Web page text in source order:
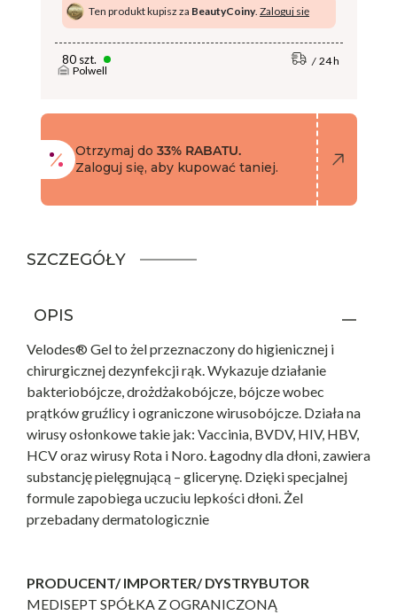
Ten produkt kupisz za BeautyCoiny. Zaloguj się
80 szt.
Polwell
24 h
Otrzymaj do 33% RABATU.
Zaloguj się, aby kupować taniej.
SZCZEGÓŁY
OPIS
Velodes® Gel to żel przeznaczony do higienicznej i
chirurgicznej dezynfekcji rąk. Wykazuje działanie
bakteriobójcze, drożdżakobójcze, bójcze wobec
prątków gruźlicy i ograniczone wirusobójcze. Działa na
wirusy osłonkowe takie jak: Vaccinia, BVDV, HIV, HBV,
HCV oraz wirusy Rota i Noro. Łagodny dla dłoni, zawiera
substancję pielęgnującą – glicerynę. Dzięki specjalnej
formule zapobiega uczuciu lepkości dłoni. Żel
przebadany dermatologicznie
PRODUCENT/ IMPORTER/ DYSTRYBUTOR
MEDISEPT SPÓŁKA Z OGRANICZONĄ